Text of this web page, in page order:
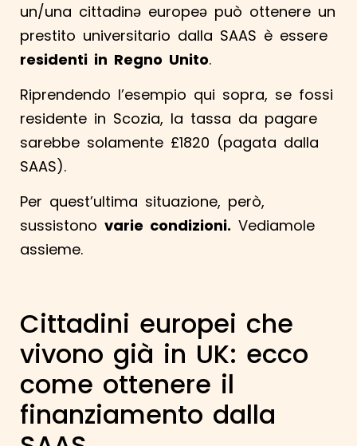
un/una cittadinə europeə può ottenere un
prestito universitario dalla SAAS è essere
residenti in Regno Unito.
Riprendendo l’esempio qui sopra, se fossi
residente in Scozia, la tassa da pagare
sarebbe solamente £1820 (pagata dalla
SAAS).
Per quest’ultima situazione, però,
sussistono varie condizioni. Vediamole
assieme.
Cittadini europei che
vivono già in UK: ecco
come ottenere il
finanziamento dalla